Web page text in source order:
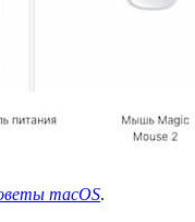
macOS.